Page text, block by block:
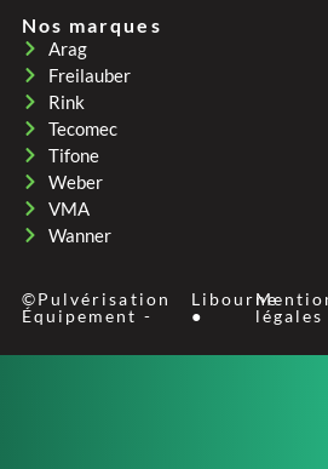
Nos marques
Arag
Freilauber
Rink
Tecomec
Tifone
Weber
VMA
Wanner
©Pulvérisation
Équipement -
Libourne
●
légales